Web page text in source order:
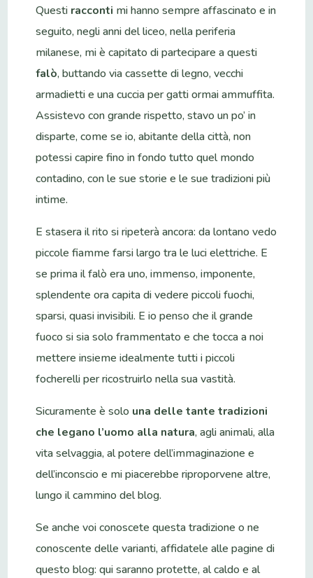
Questi racconti mi hanno sempre affascinato e in
seguito, negli anni del liceo, nella periferia
milanese, mi è capitato di partecipare a questi
falò, buttando via cassette di legno, vecchi
armadietti e una cuccia per gatti ormai ammuffita.
Assistevo con grande rispetto, stavo un po’ in
disparte, come se io, abitante della città, non
potessi capire fino in fondo tutto quel mondo
contadino, con le sue storie e le sue tradizioni più
intime.
E stasera il rito si ripeterà ancora: da lontano vedo
piccole fiamme farsi largo tra le luci elettriche. E
se prima il falò era uno, immenso, imponente,
splendente ora capita di vedere piccoli fuochi,
sparsi, quasi invisibili. E io penso che il grande
fuoco si sia solo frammentato e che tocca a noi
mettere insieme idealmente tutti i piccoli
focherelli per ricostruirlo nella sua vastità.
Sicuramente è solo una delle tante tradizioni
che legano l’uomo alla natura, agli animali, alla
vita selvaggia, al potere dell’immaginazione e
dell’inconscio e mi piacerebbe riproporvene altre,
lungo il cammino del blog.
Se anche voi conoscete questa tradizione o ne
conoscente delle varianti, affidatele alle pagine di
questo blog: qui saranno protette, al caldo e al